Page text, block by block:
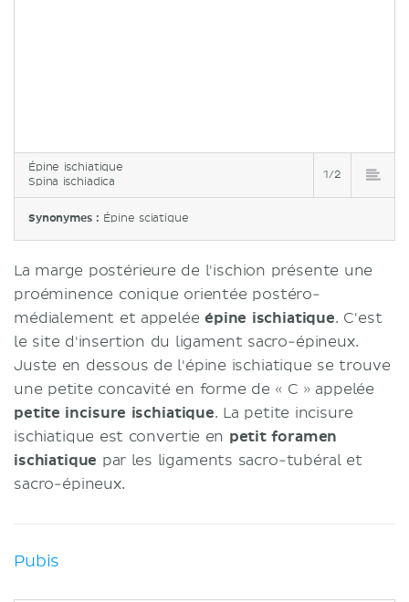
Épine ischiatique
Spina ischiadica
1/2
Synonymes : Épine sciatique
La marge postérieure de l'ischion présente une
proéminence conique orientée postéro-
médialement et appeléeépine ischiatique. C'est
le site d'insertion du ligament sacro-épineux.
Juste en dessous de l'épine ischiatique se trouve
une petite concavité en forme de « C » appelée
petite incisure ischiatique. La petite incisure
ischiatique est convertie en petit foramen
ischiatique par les ligaments sacro-tubéral et
sacro-épineux.
Pubis